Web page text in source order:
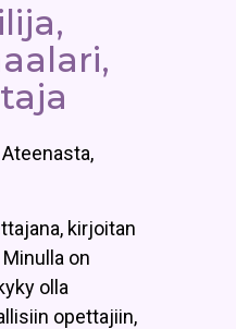
kirjoitan
on
olla
opettajiin,